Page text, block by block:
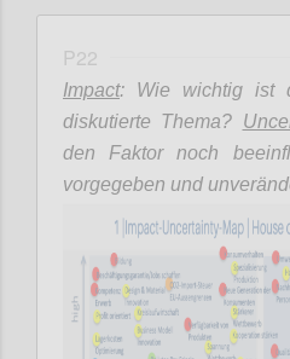
P22
Impact: Wie wichtig ist
diskutierte Thema?
den Faktor noch
vorgegeben und